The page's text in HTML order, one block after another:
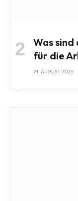
Was
für die
21. AUGUST 2025